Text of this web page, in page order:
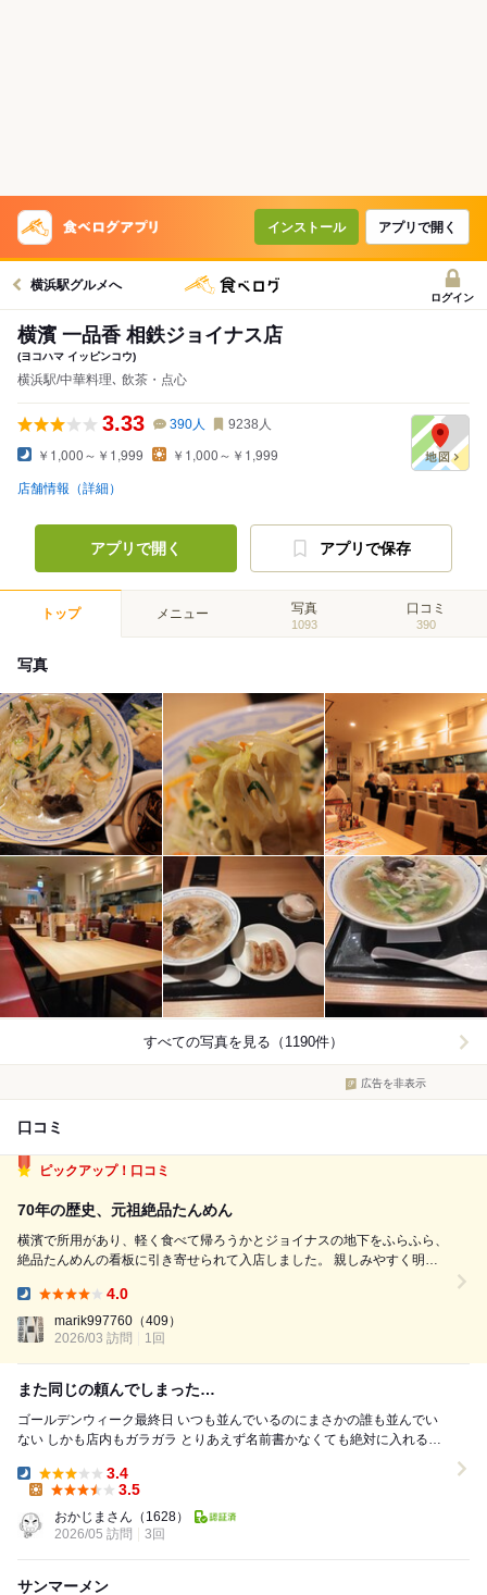
インストール アプリで開く
横浜駅グルメへ
ログイン
横濱 一品香 相鉄ジョイナス店
(ヨコハマ イッピンコウ)
横浜駅/中華料理､ 飲茶・点心
3.33 390人 9238 人
￥1,000～￥1,999 ￥1,000～￥1,999
店舗情報（詳細）
アプリで開く アプリで保存
トップ メニュー 写真
1093
口コミ
390
写真
すべての写真を見る（1190件）
広告を非表示
口コミ
ピックアップ！口コミ
70年の歴史、元祖絶品たんめん
横濱で所用があり、軽く食べて帰ろうかとジョイナスの地下をふらふら、
絶品たんめんの看板に引き寄せられて入店しました。 親しみやすく明る
餃子が10分ほどでたんめんが運ばれてきました。 餃子は野菜たっぷりの
餡です。 ...
4.0
marik997760 （409）
2026/03 訪問
1回
また同じの頼んでしまった…
ゴールデンウィーク最終日 いつも並んでいるのにまさかの誰も並んでい
ない しかも店内もガラガラ とりあえず名前書かなくても絶対に入れるか
Dinner:
3.4
3.5
おかじまさん （1628）
2026/05 訪問
3回
サンマーメン